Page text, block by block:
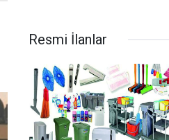
Resmi İlanlar